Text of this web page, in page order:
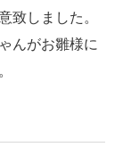
致しました。
んがお雛様に